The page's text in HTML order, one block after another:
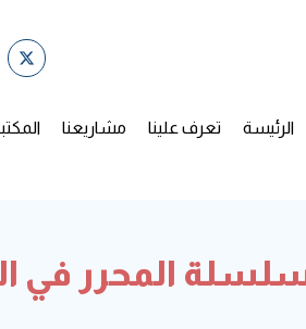
الرئيسة تعرف علينا مشاريعنا
المحرر في